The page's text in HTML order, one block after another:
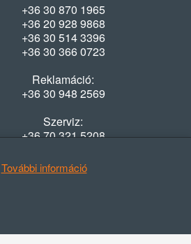
+36 30 870 1965
+36 20 928 9868
+36 30 514 3396
+36 30 366 0723
Reklamáció:
+36 30 948 2569
Szerviz:
+36 70 321 5208
Nyitvatartás
Hétfő-Péntek: 08:00-16:30
További információ